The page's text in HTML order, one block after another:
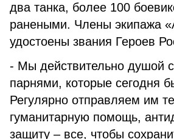
два танка, более 100
ранеными. Члены экипажа
удостоены звания Героев
- Мы действительно душой
парнями, которые сегодня
Регулярно отправляем им
гуманитарную помощь,
защиту – все, чтобы